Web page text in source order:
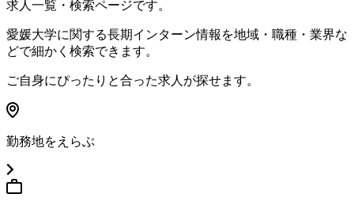
求人一覧・検索ページです。
愛媛大学に関する長期インターン情報を地域・職種・業界な
どで細かく検索できます。
ご自身にぴったりと合った求人が探せます。
勤務地をえらぶ